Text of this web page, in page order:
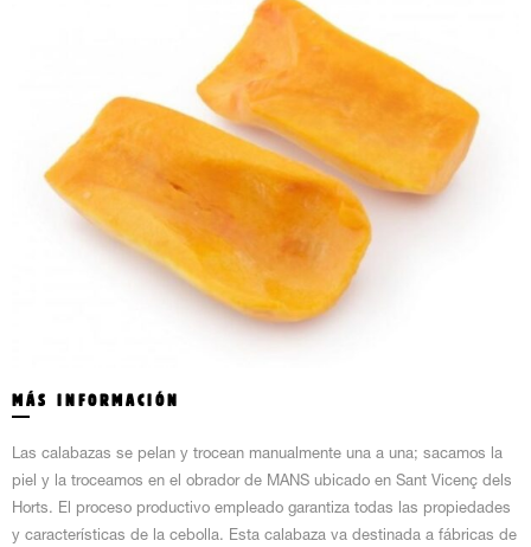
MÁS INFORMACIÓN
Las calabazas se pelan y trocean manualmente una a una; sacamos la
piel y la troceamos en el obrador de MANS ubicado en Sant Vicenç dels
Horts. El proceso productivo empleado garantiza todas las propiedades
y características de la cebolla. Esta calabaza va destinada a fábricas de
CAT